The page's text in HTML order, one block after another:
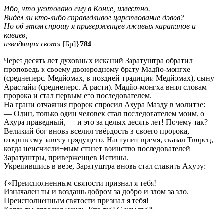
Ибо, что уготовано ему в Конце, известно.
Видел ли кто-либо справедливое царствование дэвов?
Но об этом спрошу я приверженцев лживых карапанов и
кавиев,
изводящих скот» [Бр]}784
Через десять лет духовных исканий Заратуштра обратил
проповедь к своему двоюродному брату Мадйо-монгхе
(среднеперс. Медйомах, в поздней традиции Медйомах), сыну
Арaстайи (среднеперс. А расти). Мадйо-монгха внял словам
пророка и стал первым его последователем.
На грани отчаяния пророк спросил Ахура Мазду в молитве:
— Один, только один человек стал последователем моим, о
Ахура праведный, — и это за целых десять лет! Почему так?
Великий бог вновь вселил твёрдость в своего пророка,
открыв ему завесу грядущего. Наступит время, сказал Творец,
когда неисчисли¬мым станет воинство последователей
Заратуштры, приверженцев Истины.
Укрепившись в вере, Заратуштра вновь стал славить Axуpy:
{«Преисполненным святости признал я тебя!
Изначален ты и воздашь добром за добро и злом за зло.
Преисполненным святости признал я тебя!